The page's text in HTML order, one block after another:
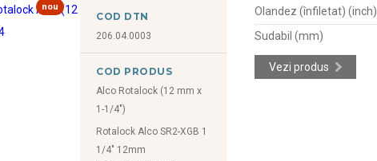
nou
COD DTN
206.04.0003
COD PRODUS
Alco Rotalock (12 mm x
1-1/4")
Rotalock Alco SR2-XGB 1
1/4" 12mm
Olandez (înfiletat) (inch)
Sudabil (mm)
Vezi produs